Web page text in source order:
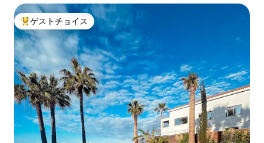
大好評のゲストチョイスです。
ゲストチョイス